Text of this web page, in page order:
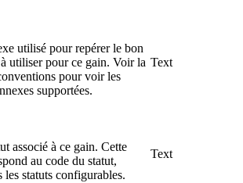
utilisé pour repérer le bon
utiliser pour ce gain. Voir la
pour voir les
supportées.
Text
associé à ce gain. Cette
au code du statut,
les statuts configurables.
Text